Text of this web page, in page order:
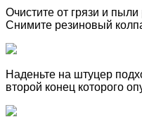
Очистите от грязи и
Снимите резиновый
Наденьте на штуцер
второй конец которого